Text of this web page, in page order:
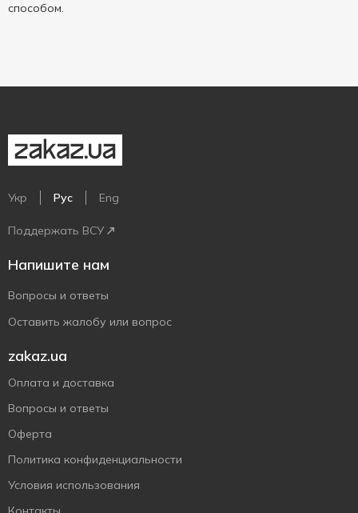
способом.
Укр Рус Eng
Поддержать ВСУ
Напишите нам
Вопросы и ответы
Оставить жалобу или вопрос
zakaz.ua
Оплата и доставка
Вопросы и ответы
Оферта
Политика конфиденциальности
Условия использования